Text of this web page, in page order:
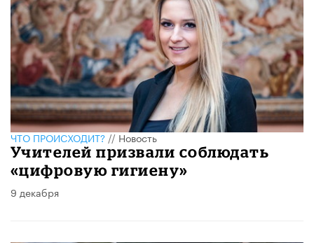
ЧТО ПРОИСХОДИТ?//Новость
Учителей призвали соблюдать
«цифровую гигиену»
9 декабря